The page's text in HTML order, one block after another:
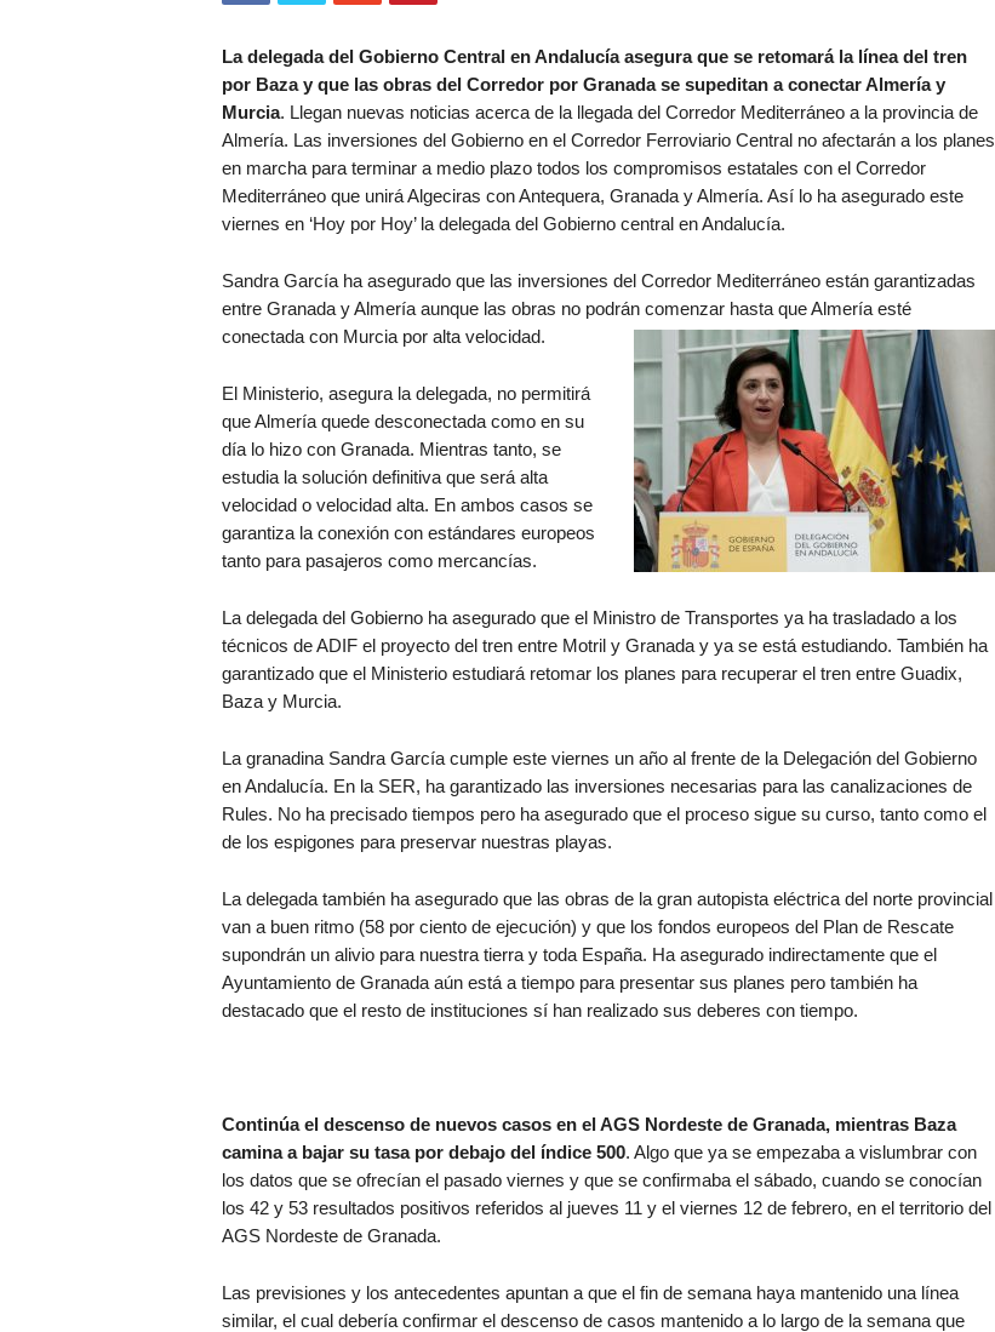
La delegada del Gobierno Central en Andalucía asegura que se retomará la línea del tren
por Baza y que las obras del Corredor por Granada se supeditan a conectar Almería y
Murcia. Llegan nuevas noticias acerca de la llegada del Corredor Mediterráneo a la provincia de
Almería. Las inversiones del Gobierno en el Corredor Ferroviario Central no afectarán a los planes
en marcha para terminar a medio plazo todos los compromisos estatales con el Corredor
Mediterráneo que unirá Algeciras con Antequera, Granada y Almería. Así lo ha asegurado este
viernes en ‘Hoy por Hoy’ la delegada del Gobierno central en Andalucía.
Sandra García ha asegurado que las inversiones del Corredor Mediterráneo están garantizadas
entre Granada y Almería aunque las obras no podrán comenzar hasta que Almería esté
conectada con Murcia por alta velocidad.
El Ministerio, asegura la delegada, no permitirá
que Almería quede desconectada como en su
día lo hizo con Granada. Mientras tanto, se
estudia la solución definitiva que será alta
velocidad o velocidad alta. En ambos casos se
garantiza la conexión con estándares europeos
tanto para pasajeros como mercancías.
La delegada del Gobierno ha asegurado que el Ministro de Transportes ya ha trasladado a los
técnicos de ADIF el proyecto del tren entre Motril y Granada y ya se está estudiando. También ha
garantizado que el Ministerio estudiará retomar los planes para recuperar el tren entre Guadix,
Baza y Murcia.
La granadina Sandra García cumple este viernes un año al frente de la Delegación del Gobierno
en Andalucía. En la SER, ha garantizado las inversiones necesarias para las canalizaciones de
Rules. No ha precisado tiempos pero ha asegurado que el proceso sigue su curso, tanto como el
de los espigones para preservar nuestras playas.
La delegada también ha asegurado que las obras de la gran autopista eléctrica del norte provincial
van a buen ritmo (58 por ciento de ejecución) y que los fondos europeos del Plan de Rescate
supondrán un alivio para nuestra tierra y toda España. Ha asegurado indirectamente que el
Ayuntamiento de Granada aún está a tiempo para presentar sus planes pero también ha
destacado que el resto de instituciones sí han realizado sus deberes con tiempo.
Continúa el descenso de nuevos casos en el AGS Nordeste de Granada, mientras Baza
camina a bajar su tasa por debajo del índice 500. Algo que ya se empezaba a vislumbrar con
los datos que se ofrecían el pasado viernes y que se confirmaba el sábado, cuando se conocían
los 42 y 53 resultados positivos referidos al jueves 11 y el viernes 12 de febrero, en el territorio del
AGS Nordeste de Granada.
Las previsiones y los antecedentes apuntan a que el fin de semana haya mantenido una línea
similar, el cual debería confirmar el descenso de casos mantenido a lo largo de la semana que